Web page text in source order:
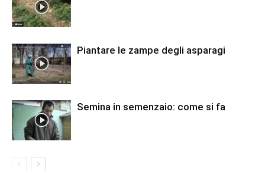
Piantare le zampe degli asparagi
Semina in semenzaio: come si fa